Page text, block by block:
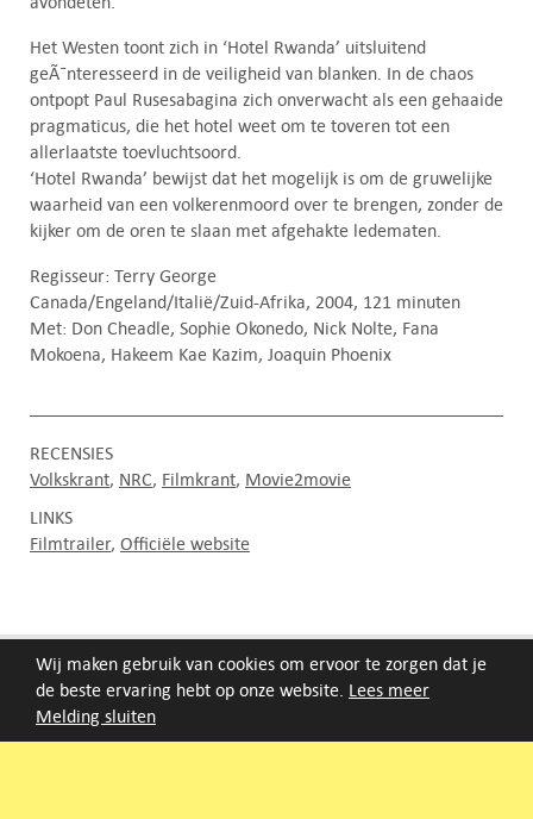
Melding sluiten
Wij maken gebruik van cookies om ervoor te zorgen dat je
de beste ervaring hebt op onze website. Lees meer
Het Westen toont zich in ‘Hotel Rwanda’ uitsluitend
geÃ¯nteresseerd in de veiligheid van blanken. In de chaos
ontpopt Paul Rusesabagina zich onverwacht als een gehaaide
pragmaticus, die het hotel weet om te toveren tot een
allerlaatste toevluchtsoord.
‘Hotel Rwanda’ bewijst dat het mogelijk is om de gruwelijke
waarheid van een volkerenmoord over te brengen, zonder de
kijker om de oren te slaan met afgehakte ledematen.
Regisseur: Terry George
Canada/Engeland/Italië/Zuid-Afrika, 2004, 121 minuten
Met: Don Cheadle, Sophie Okonedo, Nick Nolte, Fana
Mokoena, Hakeem Kae Kazim, Joaquin Phoenix
RECENSIES
Volkskrant NRC Filmkrant Movie2movie
LINKS
Filmtrailer Officiële website
FILMAGENDA
Nieuwe films volgen rond half augustus :)